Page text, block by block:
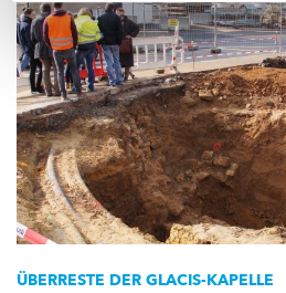
ÜBERRESTE DER GLACIS-KAPELLE